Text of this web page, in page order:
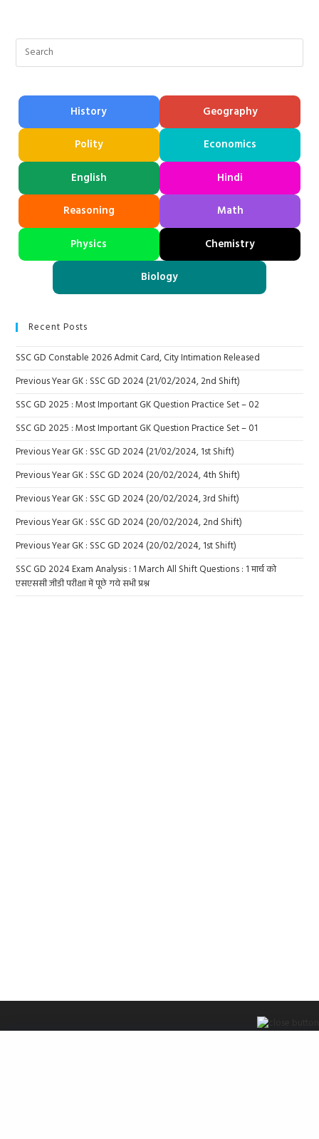
History Geography
Polity Economics
English Hindi
Reasoning Math
Physics Chemistry
Biology
Recent Posts
SSC GD Constable 2026 Admit Card, City Intimation Released
Previous Year GK : SSC GD 2024 (21/02/2024, 2nd Shift)
SSC GD 2025 : Most Important GK Question Practice Set – 02
SSC GD 2025 : Most Important GK Question Practice Set – 01
Previous Year GK : SSC GD 2024 (21/02/2024, 1st Shift)
Previous Year GK : SSC GD 2024 (20/02/2024, 4th Shift)
Previous Year GK : SSC GD 2024 (20/02/2024, 3rd Shift)
Previous Year GK : SSC GD 2024 (20/02/2024, 2nd Shift)
Previous Year GK : SSC GD 2024 (20/02/2024, 1st Shift)
SSC GD 2024 Exam Analysis : 1 March All Shift Questions : 1 मार्च को
एसएससी जीडी परीक्षा में पूछे गये सभी प्रश्न